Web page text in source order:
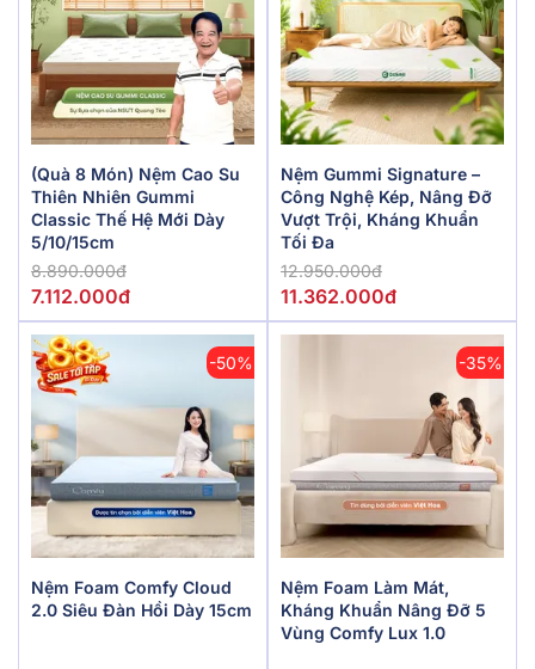
(Quà 8 Món) Nệm Cao Su
Thiên Nhiên Gummi
Classic Thế Hệ Mới Dày
5/10/15cm
8.890.000đ
7.112.000đ
Nệm Gummi Signature –
Công Nghệ Kép, Nâng Đỡ
Vượt Trội, Kháng Khuẩn
Tối Đa
12.950.000đ
11.362.000đ
-50%
Nệm Foam Comfy Cloud
2.0 Siêu Đàn Hồi Dày 15cm
-35%
Nệm Foam Làm Mát,
Kháng Khuẩn Nâng Đỡ 5
Vùng Comfy Lux 1.0